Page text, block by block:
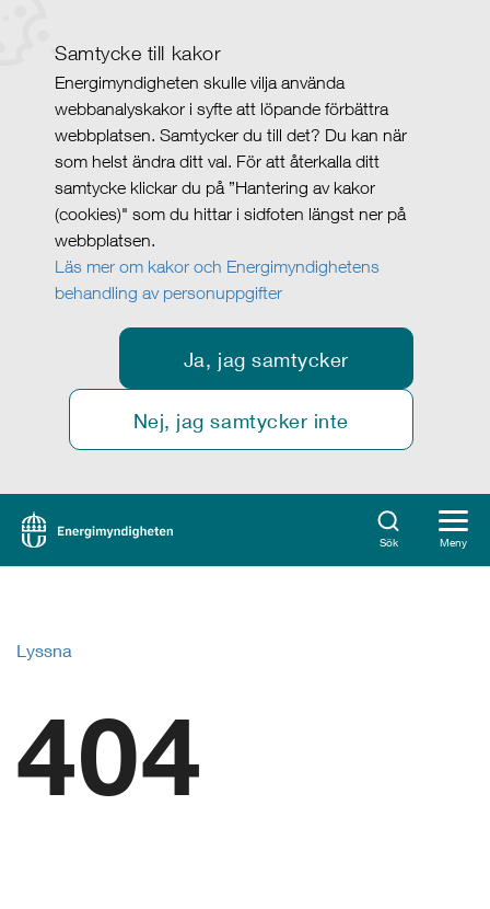
Samtycke till kakor
Energimyndigheten skulle vilja använda
webbanalyskakor i syfte att löpande förbättra
webbplatsen. Samtycker du till det? Du kan när
som helst ändra ditt val. För att återkalla ditt
samtycke klickar du på ”Hantering av kakor
(cookies)" som du hittar i sidfoten längst ner på
webbplatsen.
Läs mer om kakor och Energimyndighetens
behandling av personuppgifter
Ja, jag samtycker
Nej, jag samtycker inte
Sök Meny
Lyssna
404